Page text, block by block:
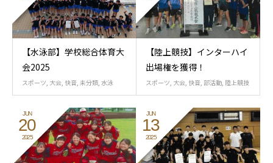
【水泳部】学校総合体育大
会2025
スポーツ 大会 快音 未分類 水泳
【陸上競技】インターハイ
出場権を獲得！
スポーツ 大会 快音 部活動 陸上競技
JUN
20
2025
JUN
13
2025